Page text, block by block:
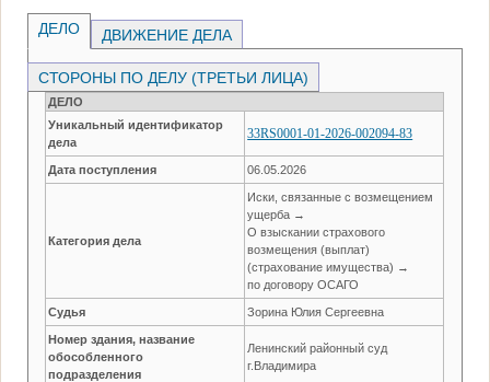
ДЕЛО ДВИЖЕНИЕ ДЕЛА
СТОРОНЫ ПО ДЕЛУ (ТРЕТЬИ ЛИЦА)
ДЕЛО
Уникальный идентификатор
дела
33RS0001-01-2026-002094-83
Дата поступления 06.05.2026
Категория дела
Иски, связанные с возмещением
ущерба →
О взыскании страхового
возмещения (выплат)
(страхование имущества) →
по договору ОСАГО
Судья Зорина Юлия Сергеевна
Номер здания, название
обособленного
подразделения
Ленинский районный суд
г.Владимира